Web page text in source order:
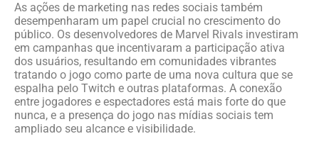
As ações de marketing nas redes sociais também
desempenharam um papel crucial no crescimento do
público. Os desenvolvedores de Marvel Rivals investiram
em campanhas que incentivaram a participação ativa
dos usuários, resultando em comunidades vibrantes
tratando o jogo como parte de uma nova cultura que se
espalha pelo Twitch e outras plataformas. A conexão
entre jogadores e espectadores está mais forte do que
nunca, e a presença do jogo nas mídias sociais tem
ampliado seu alcance e visibilidade.